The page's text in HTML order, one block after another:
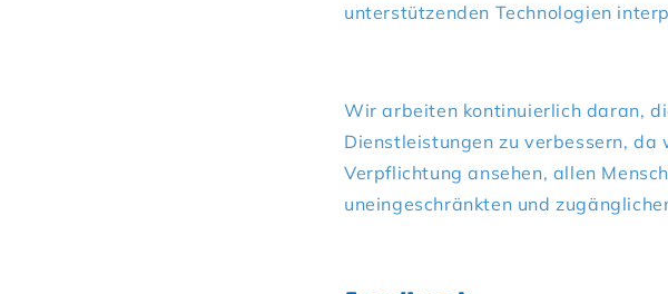
unterstützenden Technologien
Wir arbeiten kontinuierlich daran,
Dienstleistungen zu verbessern, da
Verpflichtung ansehen, allen
uneingeschränkten und